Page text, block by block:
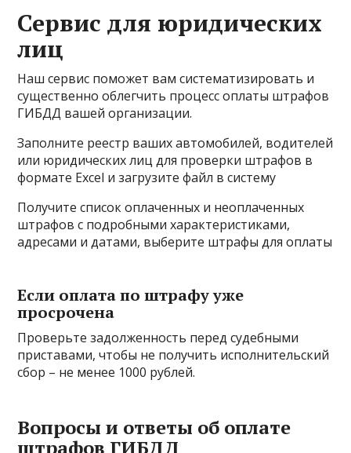
Сервис для юридических
лиц
Наш сервис поможет вам систематизировать и
существенно облегчить процесс оплаты штрафов
ГИБДД вашей организации.
Заполните реестр ваших автомобилей, водителей
или юридических лиц для проверки штрафов в
формате Excel и загрузите файл в систему
Получите список оплаченных и неоплаченных
штрафов с подробными характеристиками,
адресами и датами, выберите штрафы для оплаты
Если оплата по штрафу уже
просрочена
Проверьте задолженность перед судебными
приставами, чтобы не получить исполнительский
сбор – не менее 1000 рублей.
Вопросы и ответы об оплате
штрафов ГИБДД